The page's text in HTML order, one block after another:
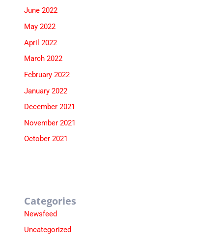
June 2022
May 2022
April 2022
March 2022
February 2022
January 2022
December 2021
November 2021
October 2021
Categories
Newsfeed
Uncategorized